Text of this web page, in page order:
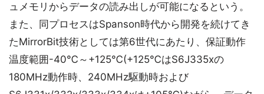
ュメモリからデータの読み出しが可能になるという。
また、同プロセスはSpanson時代から開発を続けてき
たMirrorBit技術としては第6世代にあたり、保証動作
温度範囲-40℃～+125℃(+125℃はS6J335xの
180MHz動作時、240MHz駆動時および